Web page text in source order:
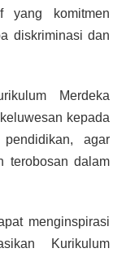
yang komitmen
diskriminasi dan
Merdeka
kepada
agar
terobosan dalam
menginspirasi
Kurikulum